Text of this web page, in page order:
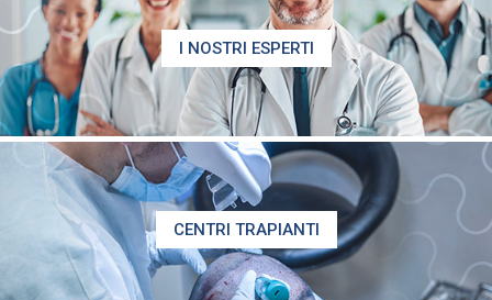
I NOSTRI ESPERTI
CENTRI TRAPIANTI